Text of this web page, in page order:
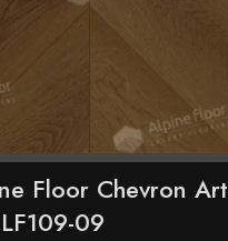
Floor Chevron Art
09